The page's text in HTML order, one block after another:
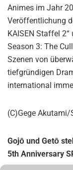
Animes im Jahr
Veröffentlichung
KAISEN Staffel
Season 3: The
Szenen von
tiefgründigen
international
(C)Gege Akutami/
Gojō und Getō
5th Anniversary